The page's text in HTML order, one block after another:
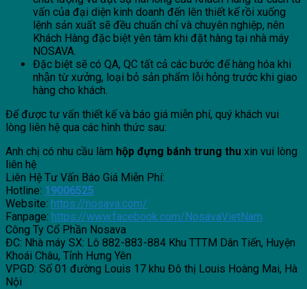
vấn của đại diện kinh doanh đến lên thiết kế rồi xuống
lệnh sản xuất sẽ đều chuẩn chỉ và chuyên nghiệp, nên
Khách Hàng đặc biệt yên tâm khi đặt hàng tại nhà máy
NOSAVA.
Đặc biệt sẽ có QA, QC tất cả các bước để hàng hóa khi
nhận từ xưởng, loại bỏ sản phẩm lỗi hỏng trước khi giao
hàng cho khách.
Để được tư vấn thiết kế và báo giá miễn phí, quý khách vui
lòng liên hệ qua các hình thức sau:
Anh chị có nhu cầu làm hộp đựng bánh trung thu xin vui lòng
liên hệ
Liên Hệ Tư Vấn Báo Giá Miễn Phí:
Hotline: 19006525
Website: https://nosava.com/
Fanpage: https://www.facebook.com/NosavaVietNam
Công Ty Cổ Phần Nosava
ĐC: Nhà máy SX: Lô 882-883-884 Khu TTTM Dân Tiến, Huyện
Khoái Châu, Tỉnh Hưng Yên
VPGD: Số 01 đường Louis 17 khu Đô thị Louis Hoàng Mai, Hà
Nội